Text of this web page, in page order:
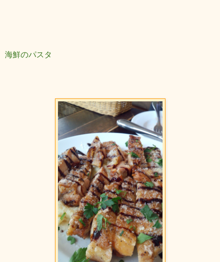
海鮮のパスタ